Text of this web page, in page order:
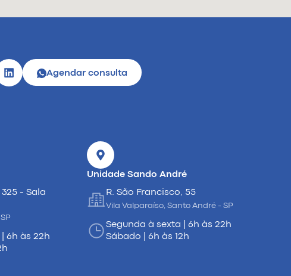
Agendar consulta
- Sala
6h às 22h
Unidade Sando André
R. São Francisco, 55
Vila Valparaíso, Santo André - SP
Segunda à sexta | 6h às 22h
Sábado | 6h às 12h